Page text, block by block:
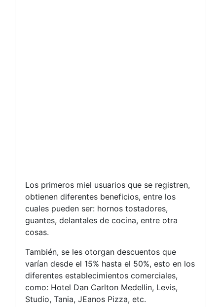
Los primeros miel usuarios que se registren,
obtienen diferentes beneficios, entre los
cuales pueden ser: hornos tostadores,
guantes, delantales de cocina, entre otra
cosas.
También, se les otorgan descuentos que
varían desde el 15% hasta el 50%, esto en los
diferentes establecimientos comerciales,
como: Hotel Dan Carlton Medellin, Levis,
Studio, Tania, JEanos Pizza, etc.